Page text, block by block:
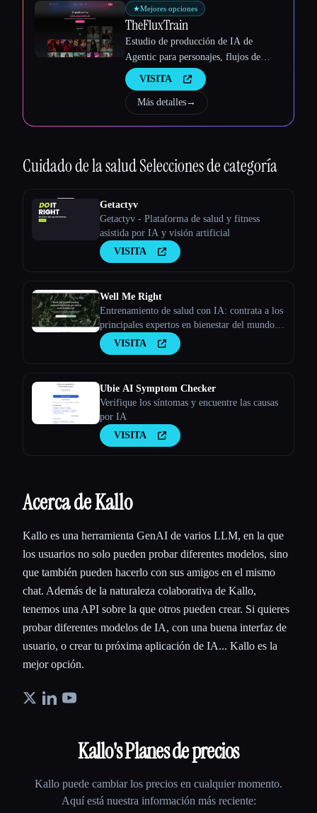
★Mejores opciones
TheFluxTrain
Estudio de producción de IA de
Agentic para personajes, flujos de
trabajo y vídeos coherentes
VISITA
Más detalles→
Cuidado de la saludSelecciones de categoría
Getactyv
Getactyv - Plataforma de salud y fitness
asistida por IA y visión artificial
VISITA
Well Me Right
Entrenamiento de salud con IA: contrata a los
principales expertos en bienestar del mundo y
recibe consejos a través de una videollamada
VISITA
Ubie AI Symptom Checker
Verifique los síntomas y encuentre las causas
por IA
VISITA
Acerca de Kallo
Kallo es una herramienta GenAI de varios LLM, en la que
los usuarios no solo pueden probar diferentes modelos, sino
que también pueden hacerlo con sus amigos en el mismo
chat. Además de la naturaleza colaborativa de Kallo,
tenemos una API sobre la que otros pueden crear. Si quieres
probar diferentes modelos de IA, con una buena interfaz de
usuario, o crear tu próxima aplicación de IA... Kallo es la
mejor opción.
Kallo's Planes de precios
Kallo puede cambiar los precios en cualquier momento.
Aquí está nuestra información más reciente: